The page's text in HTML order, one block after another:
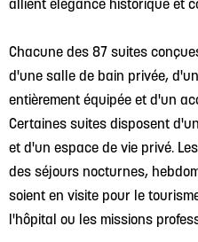
Chacune des 87 suites
d'une salle de bain privée,
entièrement équipée et d'un
Certaines suites disposent
et d'un espace de vie privé.
des séjours nocturnes,
soient en visite pour le
l'hôpital ou les missions